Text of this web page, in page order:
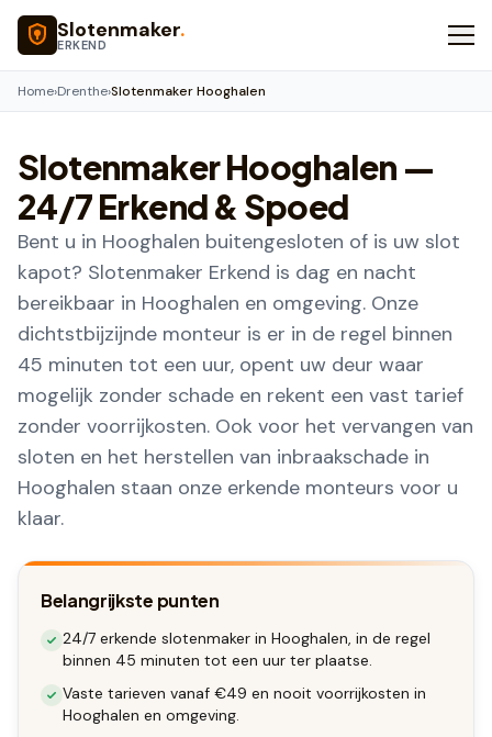
Naar hoofdinhoud
Slotenmaker.
ERKEND
Home›Drenthe›Slotenmaker Hooghalen
SlotenmakerHooghalen —
24/7 Erkend & Spoed
Bent u in Hooghalen buitengesloten of is uw slot
kapot? Slotenmaker Erkend is dag en nacht
bereikbaar in Hooghalen en omgeving. Onze
dichtstbijzijnde monteur is er in de regel binnen
45 minuten tot een uur, opent uw deur waar
mogelijk zonder schade en rekent een vast tarief
zonder voorrijkosten. Ook voor het vervangen van
sloten en het herstellen van inbraakschade in
Hooghalen staan onze erkende monteurs voor u
klaar.
Belangrijkste punten
24/7 erkende slotenmaker in Hooghalen, in de regel
binnen 45 minuten tot een uur ter plaatse.
Vaste tarieven vanaf €49 en nooit voorrijkosten in
Hooghalen en omgeving.